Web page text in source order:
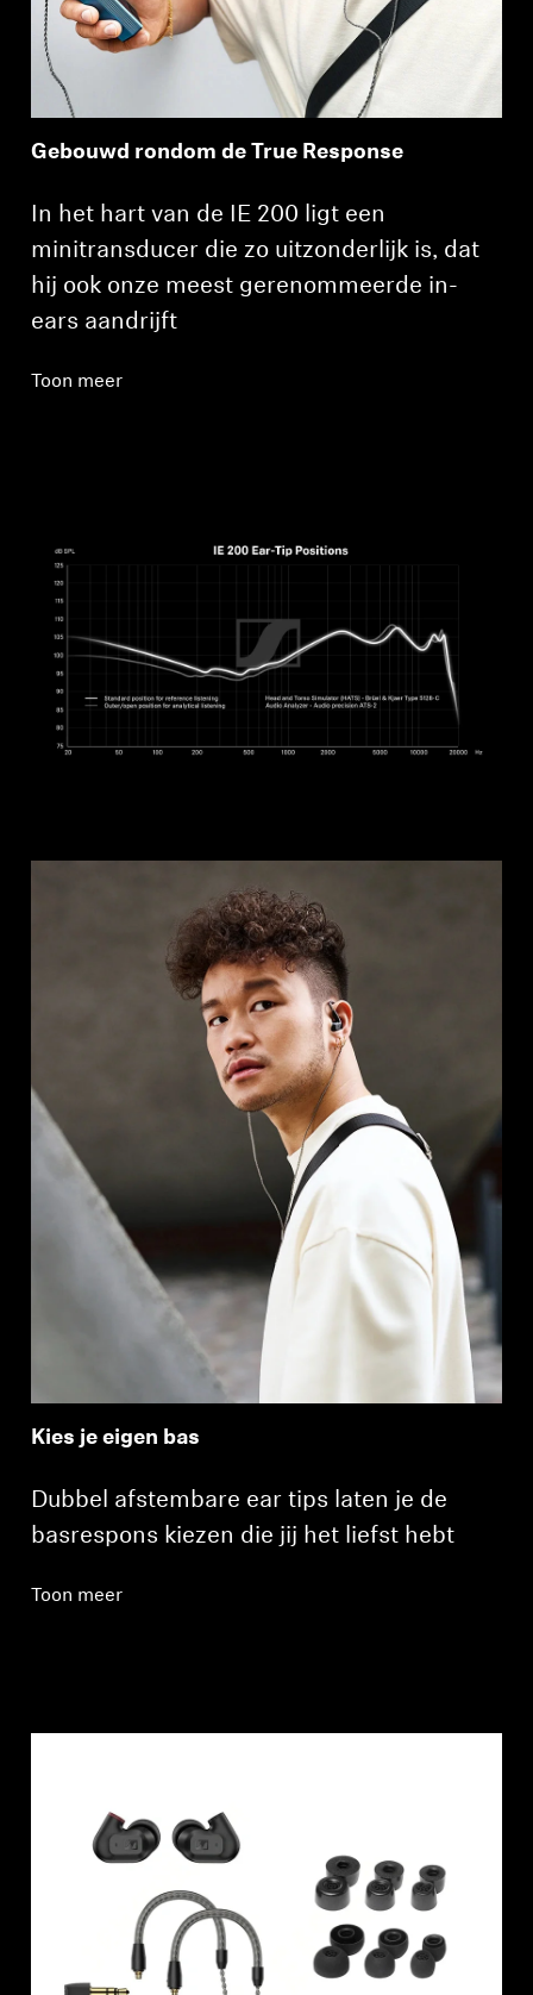
Gebouwd rondom de True Response
In het hart van de IE 200 ligt een
minitransducer die zo uitzonderlijk is, dat
hij ook onze meest gerenommeerde in-
ears aandrijft
Toon meer
Kies je eigen bas
Dubbel afstembare ear tips laten je de
basrespons kiezen die jij het liefst hebt
Toon meer